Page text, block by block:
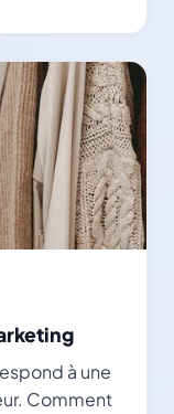
à une
Comment